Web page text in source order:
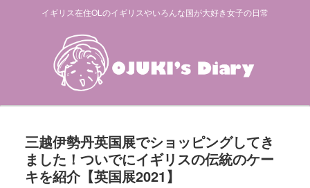
イギリス在住OLのイギリスやいろんな国が大好き女子の日常
三越伊勢丹英国展でショッピングしてき
ました！ついでにイギリスの伝統のケー
キを紹介【英国展2021】